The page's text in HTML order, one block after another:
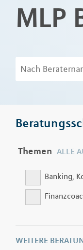
MLP
WEITERE
Themen ALLE
Banking,